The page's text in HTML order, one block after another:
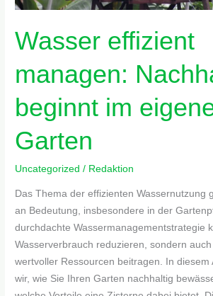
Wasser effizient
managen:
beginnt im
Garten
Uncategorized / Redaktion
Das Thema der effizienten Wassernutzung
an Bedeutung, insbesondere in der
durchdachte Wassermanagementstrategie
Wasserverbrauch reduzieren, sondern
wertvoller Ressourcen beitragen. In diesem
wir, wie Sie Ihren Garten nachhaltig